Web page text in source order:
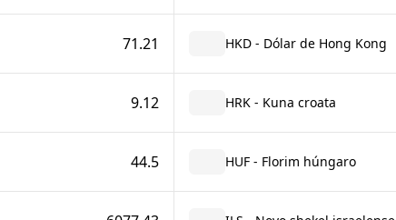
71.21 HKD - Dólar de Hong Kong
9.12 HRK - Kuna croata
44.5 HUF - Florim húngaro